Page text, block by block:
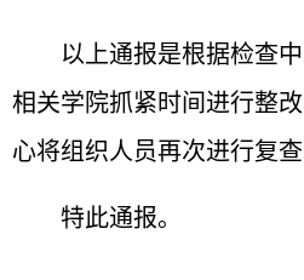
以上通报是根据检查
相关学院抓紧时间进行整
心将组织人员再次进行复查
特此通报。